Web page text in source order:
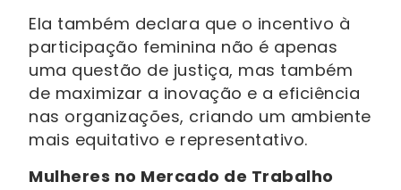
Ela também declara que o incentivo à
participação feminina não é apenas
uma questão de justiça, mas também
de maximizar a inovação e a eficiência
nas organizações, criando um ambiente
mais equitativo e representativo.
Mulheres no Mercado de Trabalho